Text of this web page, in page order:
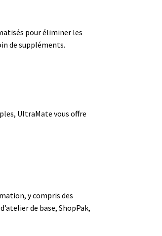
pour éliminer les
de suppléments.
UltraMate vous offre
y compris des
de base, ShopPak,